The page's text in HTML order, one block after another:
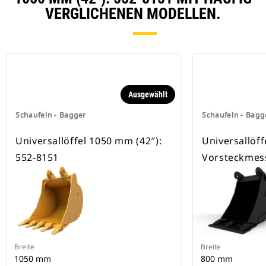
Sicherung der Anbaugeräte.
für alle Ketten- und Mobilbagger
VERGLICHENEN MODELLEN.
Schaufeln - Bagger
Ausgewählt
Universallöffel 1050 mm (42″):
552-8151
Breite
1050 mm
Schaufeln -
Breite
800 mm